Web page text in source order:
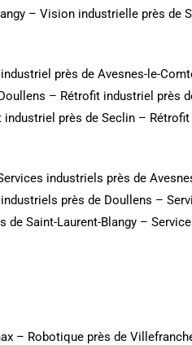
– Vision industrielle près de
près de Avesnes-le-
– Rétrofit industriel près
industriel près de Seclin –
industriels près de
près de Doullens –
de Saint-Laurent-Blangy –
– Robotique près de